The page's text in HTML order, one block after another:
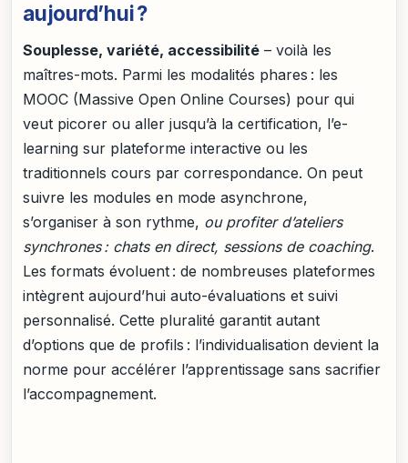
aujourd’hui ?
Souplesse, variété, accessibilité – voilà les
maîtres-mots. Parmi les modalités phares : les
MOOC (Massive Open Online Courses) pour qui
veut picorer ou aller jusqu’à la certification, l’e-
learning sur plateforme interactive ou les
traditionnels cours par correspondance. On peut
suivre les modules en mode asynchrone,
s’organiser à son rythme, ou profiter d’ateliers
synchrones : chats en direct, sessions de coaching.
Les formats évoluent : de nombreuses plateformes
intègrent aujourd’hui auto-évaluations et suivi
personnalisé. Cette pluralité garantit autant
d’options que de profils : l’individualisation devient la
norme pour accélérer l’apprentissage sans sacrifier
l’accompagnement.